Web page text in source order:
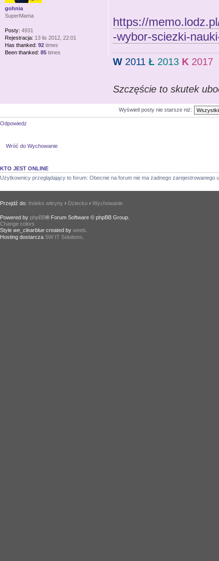
https://
-wybor-sciezki-
W2011 Ł2013 K2017
Szczęście to skutek
gohnia
SuperMama
Posty: 4931
Rejestracja: 13 lis 2012, 22:01
Has thanked: 92 times
Been thanked: 85 times
Wyświetl posty nie starsze niż:
Odpowiedz
Wróć do Wychowanie
KTO JEST ONLINE
Użytkownicy przeglądający to forum: Obecnie na forum nie ma żadnego zarejestrowanego
Przejdź do: Indeks witryny › Dziecko › Wychowanie
Powered by phpBB® Forum Software © phpBB Group.
Change colors
Style we_clearblue created by weeb
Hosting dostarcza SW IT Solutions